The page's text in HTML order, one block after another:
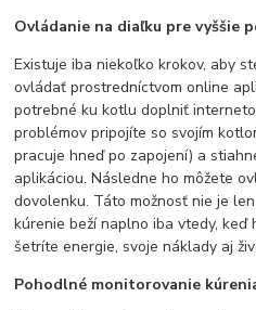
Ovládanie na diaľku pre vyššie
Existuje iba niekoľko krokov, aby
ovládať prostredníctvom online
potrebné ku kotlu doplniť
problémov pripojíte so svojím
pracuje hneď po zapojení) a
aplikáciou. Následne ho môžete
dovolenku. Táto možnosť nie je
kúrenie beží naplno iba vtedy, keď
šetríte energie, svoje náklady aj
Pohodlné monitorovanie